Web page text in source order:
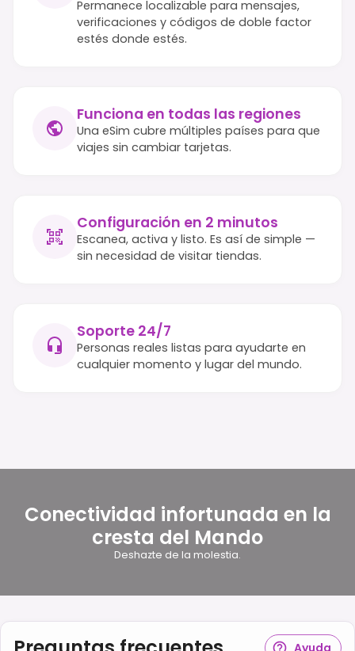
Permanece localizable para mensajes,
verificaciones y códigos de doble factor
estés donde estés.
Funciona en todas las regiones
Una eSim cubre múltiples países para que
viajes sin cambiar tarjetas.
Configuración en 2 minutos
Escanea, activa y listo. Es así de simple —
sin necesidad de visitar tiendas.
Soporte 24/7
Personas reales listas para ayudarte en
cualquier momento y lugar del mundo.
Conectividad infortunada en la
cresta del Mando
Deshazte de la molestia.
Ayuda